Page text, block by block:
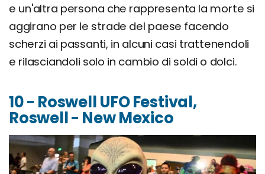
e un'altra persona che rappresenta la morte si
aggirano per le strade del paese facendo
scherzi ai passanti, in alcuni casi trattenendoli
e rilasciandoli solo in cambio di soldi o dolci.
10 - Roswell UFO Festival,
Roswell - New Mexico